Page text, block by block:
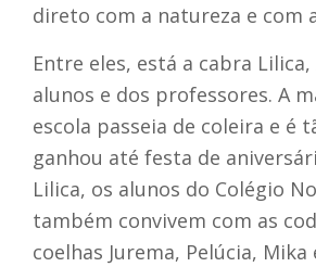
direto com a natureza e com
Entre eles, está a cabra
alunos e dos professores. A
escola passeia de coleira e é
ganhou até festa de
Lilica, os alunos do Colégio
também convivem com as
coelhas Jurema, Pelúcia, Mika